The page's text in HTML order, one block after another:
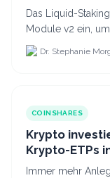
Das Liquid-
Module v2 ein,
von 880.000 auf
Dr. Stephanie
COINSHARES
Krypto
Krypto-ETPs
anlegst
Immer mehr